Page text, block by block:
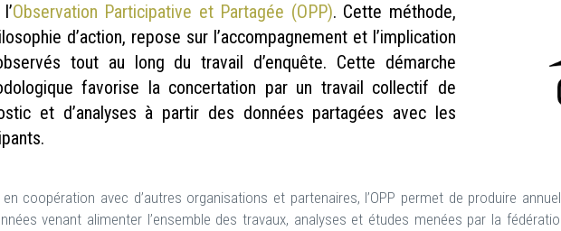
Observation Participative et Partagée (OPP). Cette méthode,
d’action, repose sur l’accompagnement et l’implication
tout au long du travail d’enquête. Cette démarche
favorise la concertation par un travail collectif de
et d’analyses à partir des données partagées avec les
en coopération avec d’autres organisations et partenaires, l’OPP permet de produire
venant alimenter l’ensemble des travaux, analyses et études menées par la